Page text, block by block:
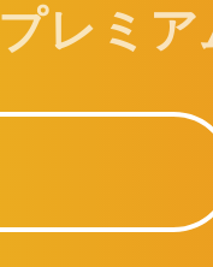
プレミ